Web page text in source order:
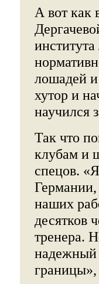
А вот как
лошадей
хутор и
научился
Так что
клубам и
спецов.
наших
десятков
тренера.
надежный
границы»,